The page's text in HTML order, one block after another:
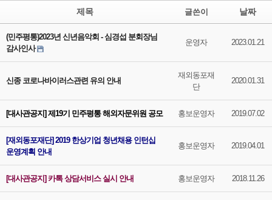
제목 글쓴이 날짜
(민주평통)2023년 신년음악회 - 심경섭 분회장님
감사인사
운영자 2023.01.21
신종 코로나바이러스관련 유의 안내
재외동포재
단
2020.01.31
[대사관공지] 제19기 민주평통 해외자문위원 공모 홍보운영자 2019.07.02
[재외동포재단] 2019 한상기업 청년채용 인턴십
운영계획 안내
홍보운영자 2019.04.01
[대사관공지] 카톡 상담서비스 실시 안내 홍보운영자 2018.11.26